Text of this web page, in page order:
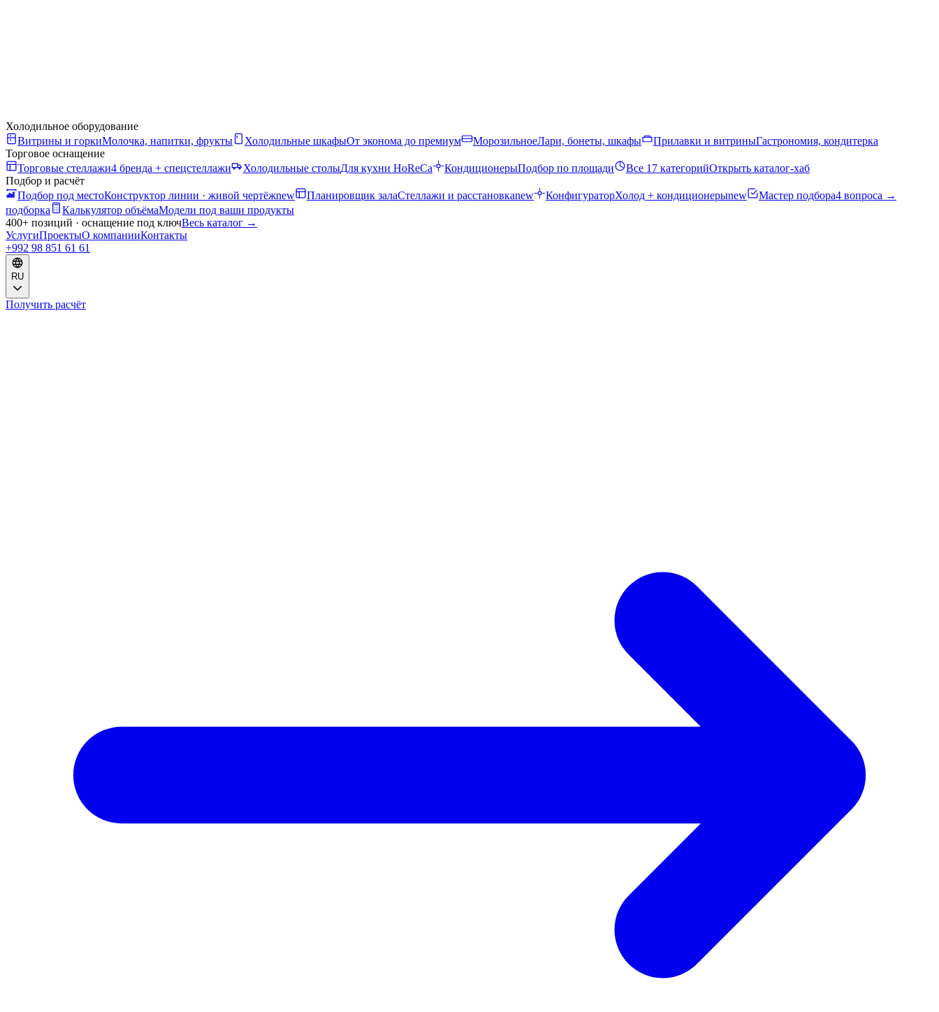
Холодильное оборудование
Витрины и горкиМолочка, напитки, фрукты Холодильные шкафыОт эконома до премиум МорозильноеЛари, бонеты, шкафы Прилавки и витриныГастрономия, кондитерка
Торговое оснащение
Торговые стеллажи4 бренда + спецстеллажи Холодильные столыДля кухни HoReCa КондиционерыПодбор по площади Все 17 категорийОткрыть каталог-хаб
Подбор и расчёт
Подбор под местоКонструктор линии · живой чертёжnew Планировщик залаСтеллажи и расстановкаnew КонфигураторХолод + кондиционерыnew Мастер подбора4 вопроса →
подборка
Калькулятор объёмаМодели под ваши продукты
400+ позиций · оснащение под ключВесь каталог →
УслугиПроектыО компанииКонтакты
+992 98 851 61 61
RU
Получить расчёт